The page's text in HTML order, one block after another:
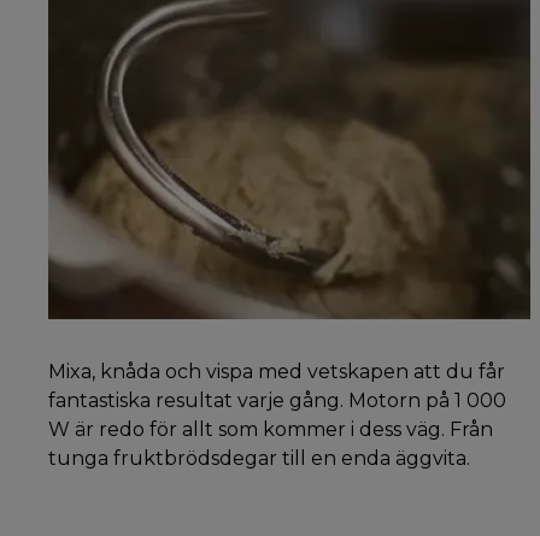
Mixa, knåda och vispa med vetskapen att du får
fantastiska resultat varje gång. Motorn på 1 000
W är redo för allt som kommer i dess väg. Från
tunga fruktbrödsdegar till en enda äggvita.